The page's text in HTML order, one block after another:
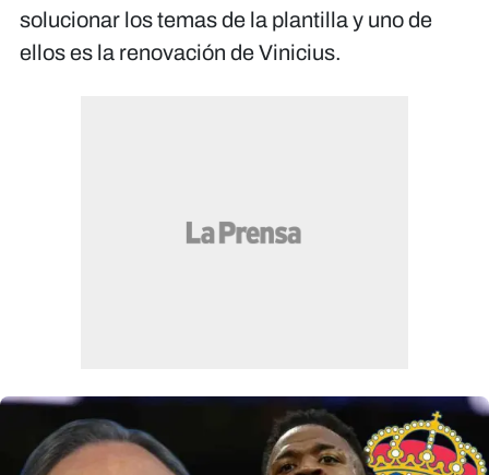
solucionar los temas de la plantilla y uno de
ellos es la renovación de Vinicius.